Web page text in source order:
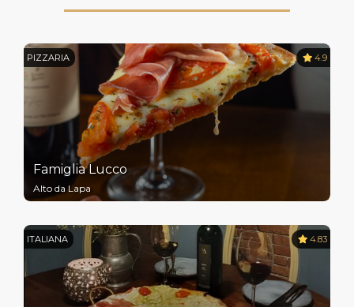
PIZZARIA 4.9
Famiglia Lucco
Alto da Lapa
ITALIANA 4.83